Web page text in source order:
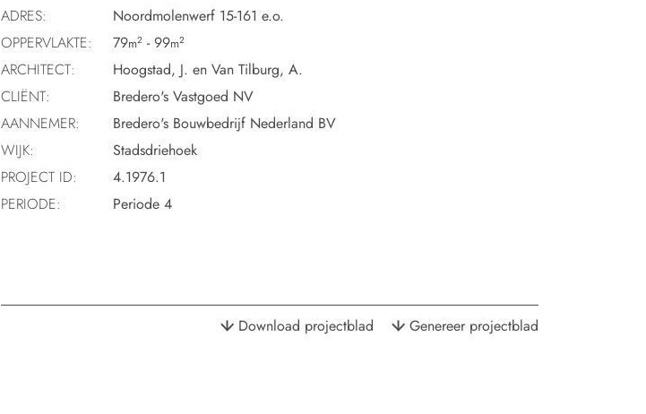
ADRES:
Noordmolenwerf 15-161 e.o.
OPPERVLAKTE:
79m2 - 99m2
ARCHITECT:
Hoogstad, J. en Van Tilburg, A.
CLIËNT:
Bredero's Vastgoed NV
AANNEMER:
Bredero's Bouwbedrijf Nederland BV
WIJK:
Stadsdriehoek
PROJECT ID:
4.1976.1
PERIODE:
Periode 4
Download projectblad Genereer projectblad